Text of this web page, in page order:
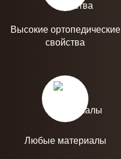
Высокие ортопедические
свойства
Любые материалы